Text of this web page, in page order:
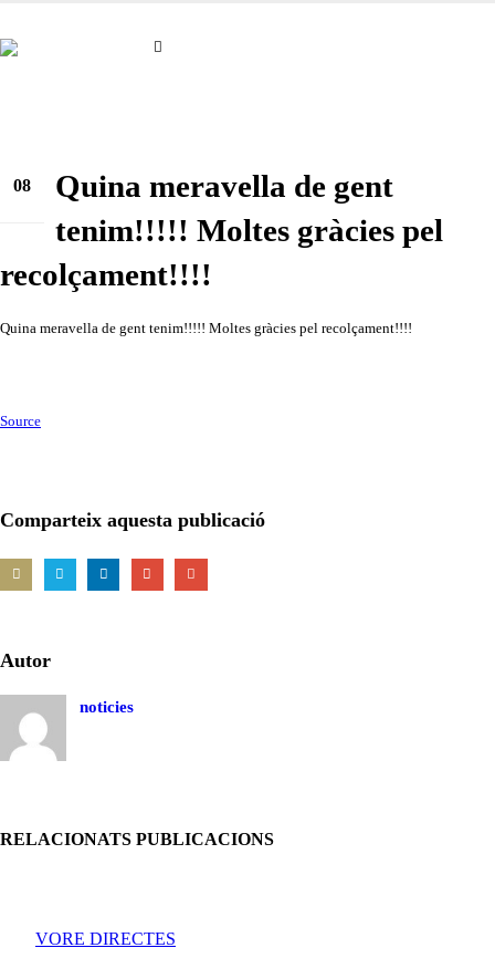
08
Quina meravella de gent
tenim!!!!! Moltes gràcies pel
recolçament!!!!
Quina meravella de gent tenim!!!!! Moltes gràcies pel recolçament!!!!
Source
Comparteix aquesta publicació
Autor
noticies
RELACIONATS PUBLICACIONS
VORE DIRECTES